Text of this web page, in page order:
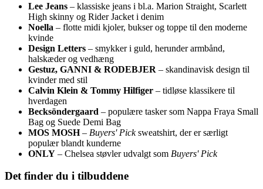
Lee Jeans – klassiske jeans i bl.a. Marion Straight, Scarlett
High skinny og Rider Jacket i denim
Noella – flotte midi kjoler, bukser og toppe til den moderne
kvinde
Design Letters – smykker i guld, herunder armbånd,
halskæder og vedhæng
Gestuz, GANNI & RODEBJER – skandinavisk design til
kvinder med stil
Calvin Klein & Tommy Hilfiger – tidløse klassikere til
hverdagen
Becksöndergaard – populære tasker som Nappa Fraya Small
Bag og Suede Demi Bag
MOS MOSH– Buyers' Picksweatshirt, der er særligt
populær blandt kunderne
ONLY – Chelsea støvler udvalgt som Buyers' Pick
Det finder du i tilbuddene